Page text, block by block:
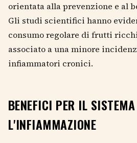
orientata alla prevenzione e al
Gli studi scientifici hanno
consumo regolare di frutti
associato a una minore
infiammatori cronici.
BENEFICI PER IL
L'INFIAMMAZIONE